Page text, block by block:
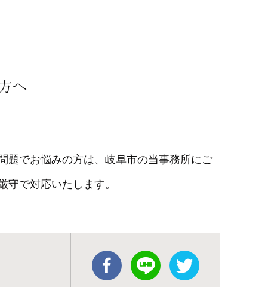
へ
題でお悩みの方は、岐阜市の当事務所にご
守で対応いたします。